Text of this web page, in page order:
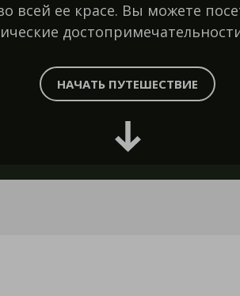
НАЧАТЬ ПУТЕШЕСТВИЕ
всей ее красе. Вы можете